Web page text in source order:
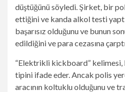
düştüğünü söyledi. Şirket, bir
ettiğini ve kanda alkol testi
başarısız olduğunu ve bunun
edildiğini ve para cezasına
“Elektrikli kickboard”
tipini ifade eder. Ancak polis
aracının koltuklu olduğunu ve